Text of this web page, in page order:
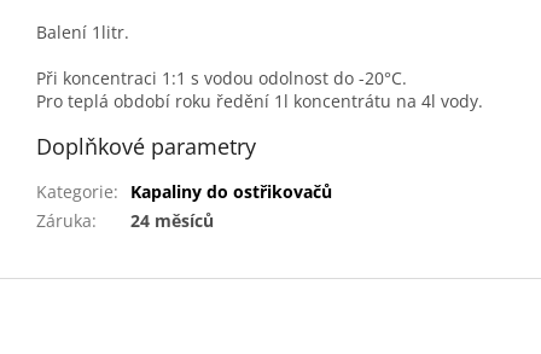
Balení 1litr.
Při koncentraci 1:1 s vodou odolnost do -20°C.
Pro teplá období roku ředění 1l koncentrátu na 4l vody.
Doplňkové parametry
Kategorie:
Kapaliny do ostřikovačů
Záruka: 24 měsíců
Z